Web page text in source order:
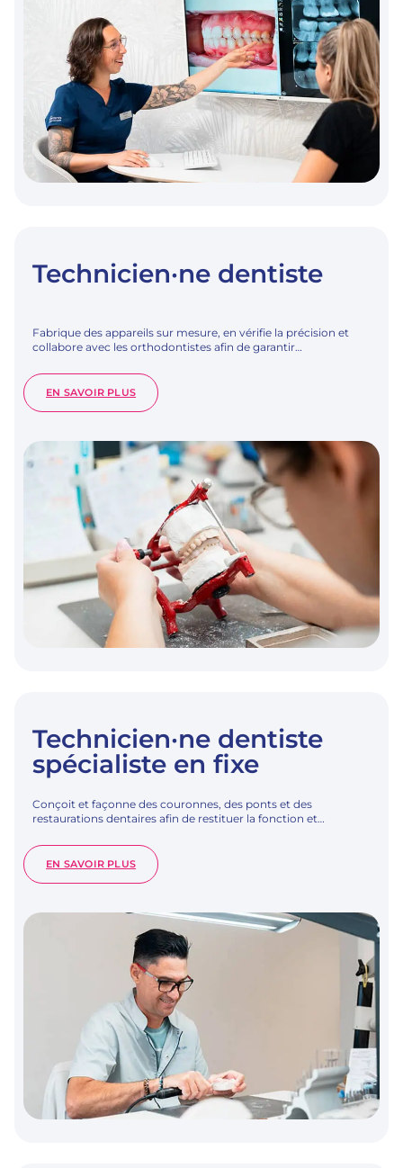
Technicien·ne dentiste
Fabrique des appareils sur mesure, en vérifie la précision et
collabore avec les orthodontistes afin de garantir…
EN SAVOIR PLUS:
TECHNICIEN·NE
Technicien·ne dentiste
spécialiste en fixe
Conçoit et façonne des couronnes, des ponts et des
restaurations dentaires afin de restituer la fonction et…
EN SAVOIR PLUS:
TECHNICIEN·NE
EN
FIXE